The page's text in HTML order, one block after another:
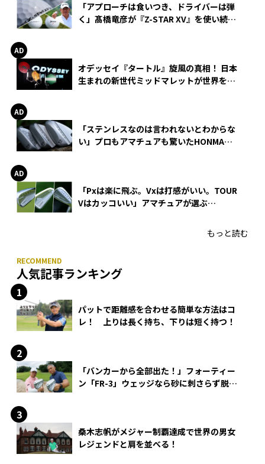
「アプローチは食いつき、ドライバーは弾
く」髙橋竜彦が『Z-STAR XV』を使い続け
オデッセイ『タートル』旋風の真相！ 日本
生まれの新世代ミッドマレットが世界を席
「ステンレスなのは言われないとわからな
い」プロもアマチュアも驚いたHONMA
「Pxは楽に飛ぶ。Vxは打感がいい。TOUR
Vはカッコいい」アマチュアが選ぶ
もっと読む
人気記事ランキング
パットで距離感を合わせる簡単な方法はコ
レ！ 上りは長く持ち、下りは短く持つ！
「バンカーから全部出た！」フォーティー
ン「FR-3」ウェッジなら砂に刺さらず脱出
桑木志帆がメジャー制覇達成で世界の男女
レジェンドと肩を並べる！